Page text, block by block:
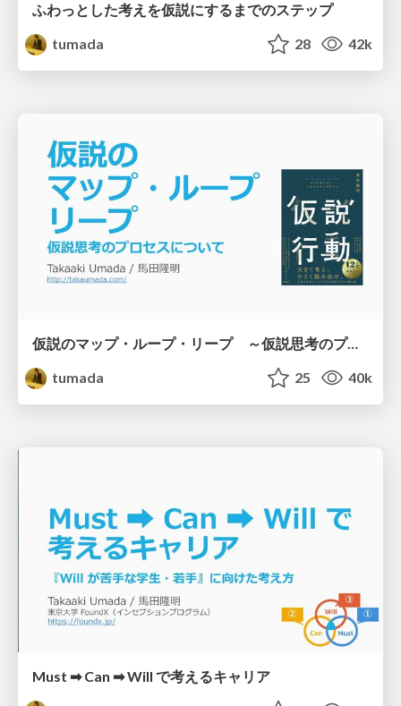
ふわっとした考えを仮説にするまでのステップ
tumada
28 42k
仮説のマップ・ループ・リープ ～仮説思考のプロセスについて～
tumada
25 40k
Must ➡ Can ➡ Will で考えるキャリア